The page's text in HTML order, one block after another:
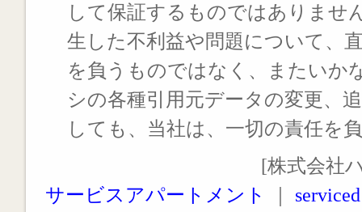
して保証するものではありませ
生した不利益や問題について、
を負うものではなく、またいか
シの各種引用元データの変更、
しても、当社は、一切の責任を
[株式会社
サービスアパートメント